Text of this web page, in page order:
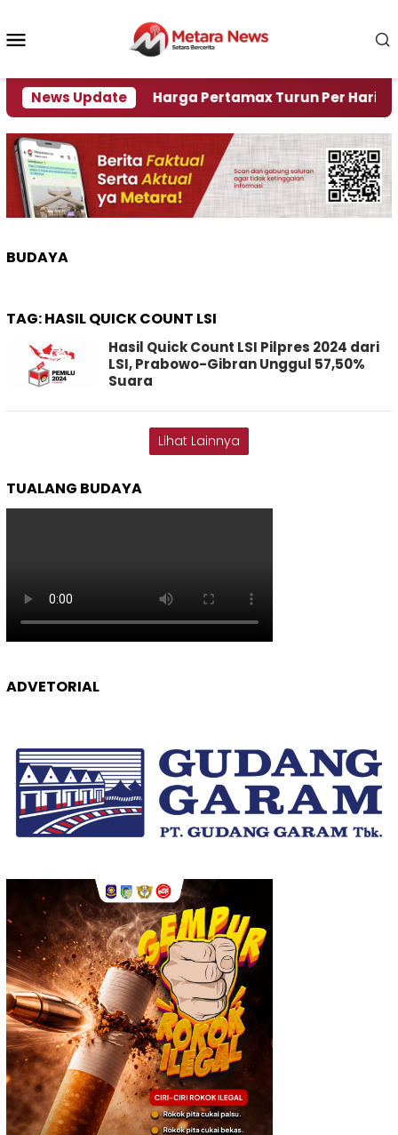
konten
News Update
Krisi Air Harga Pertamax Turun Per Hari Ini,
BUDAYA
TAG:HASIL QUICK COUNT LSI
Hasil Quick Count LSI Pilpres 2024 dari
LSI, Prabowo-Gibran Unggul 57,50%
Suara
Lihat Lainnya
TUALANG BUDAYA
ADVETORIAL